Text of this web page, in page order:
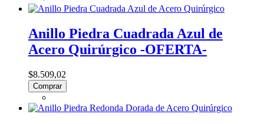
Anillo Piedra Cuadrada Azul de
Acero Quirúrgico -OFERTA-
$8.509,02
Comprar